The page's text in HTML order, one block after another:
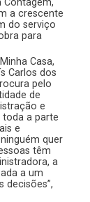
a crescente
do serviço
para
Casa,
Carlos dos
pelo
de
e
toda a parte
e
quer
têm
a
a um
decisões”,